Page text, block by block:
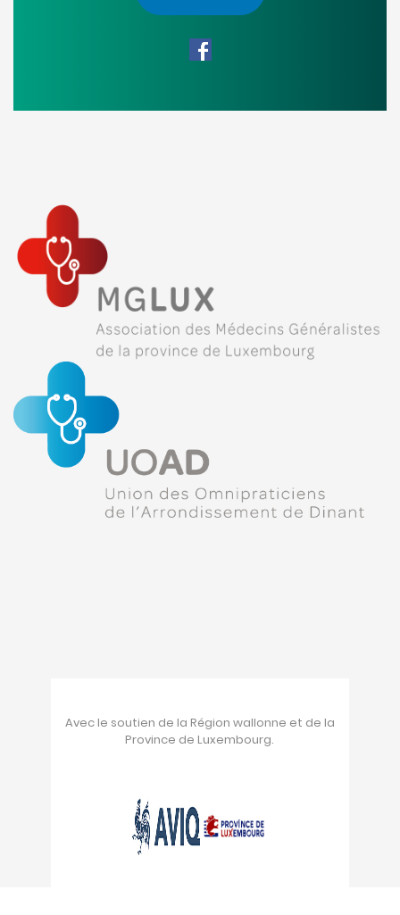
Avec le soutien de la Région wallonne et de la
Province de Luxembourg.